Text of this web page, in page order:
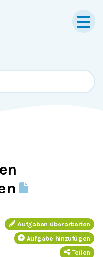
Aufgaben überarbeiten
Aufgabe hinzufügen
Teilen